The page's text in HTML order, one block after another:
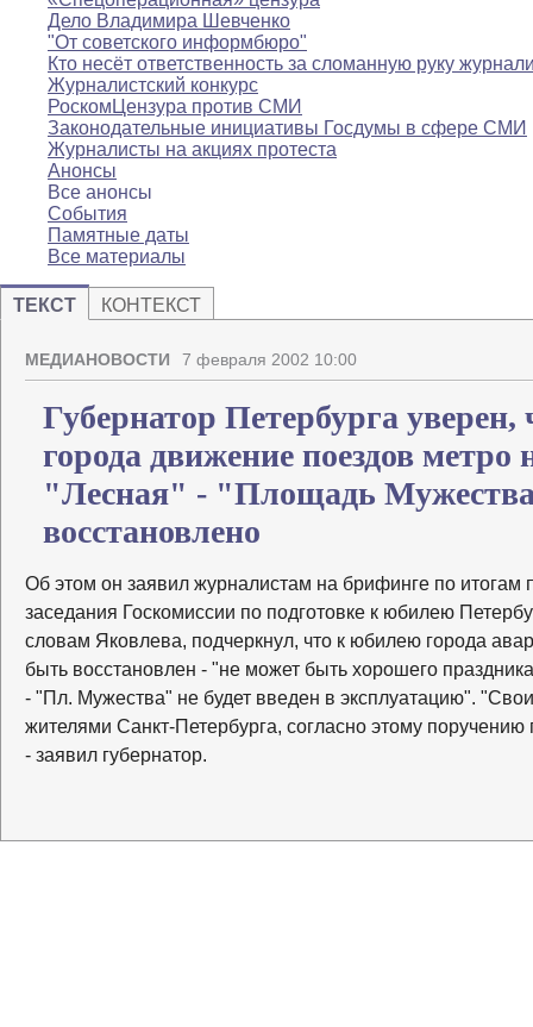
Дело Владимира Шевченко
"От советского информбюро"
Кто несёт ответственность за сломанную руку
Журналистский конкурс
РоскомЦензура против СМИ
Законодательные инициативы Госдумы в сфере СМИ
Журналисты на акциях протеста
Анонсы
Все анонсы
События
Памятные даты
Все материалы
ТЕКСТ КОНТЕКСТ
МЕДИАНОВОСТИ 7 февраля 2002 10:00
Губернатор Петербурга
города движение поездов метро
"Лесная" - "Площадь
восстановлено
Об этом он заявил журналистам на брифинге по
заседания Госкомиссии по подготовке к юбилею
словам Яковлева, подчеркнул, что к юбилею города
быть восстановлен - "не может быть хорошего
- "Пл. Мужества" не будет введен в эксплуатацию".
жителями Санкт-Петербурга, согласно этому
- заявил губернатор.